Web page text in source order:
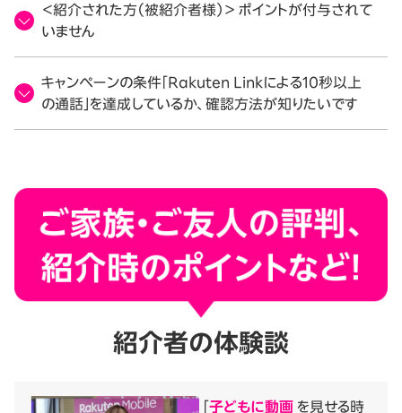
＜紹介された方（被紹介者様）＞ ポイントが付与されて
いません
キャンペーンの条件「Rakuten Linkによる10秒以上
の通話」を達成しているか、確認方法が知りたいです
紹介者の体験談
「子どもに動画を見せる時